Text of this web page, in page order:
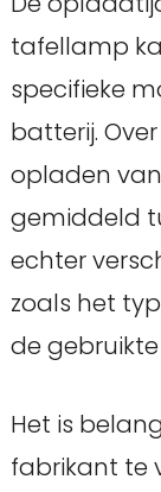
tafellamp
specifieke
batterij.
opladen
gemiddeld
echter
zoals het
de
Het is
fabrikant te